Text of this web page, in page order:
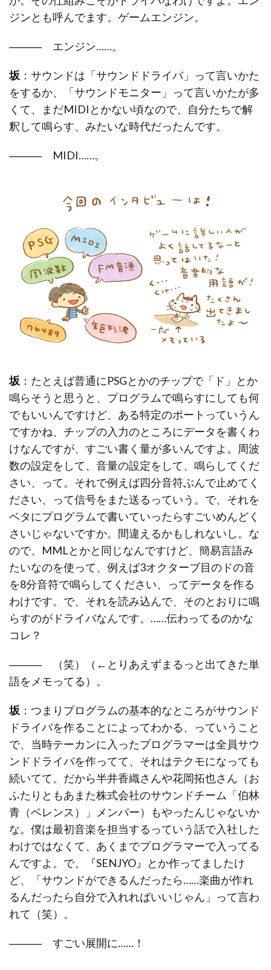
ジンとも呼んでます。ゲームエンジン。
―――エンジン……。
坂 ：サウンドは「サウンドドライバ」って言いかた
をするか、「サウンドモニター」って言いかたが多
くて、まだMIDIとかない頃なので、自分たちで解
釈して鳴らす、みたいな時代だったんです。
―――MIDI……。
坂 ：たとえば普通にPSGとかのチップで「ド」とか
鳴らそうと思うと、プログラムで鳴らすにしても何
でもいいんですけど、ある特定のポートっていうん
ですかね、チップの入力のところにデータを書くわ
けなんですが、すごい書く量が多いんですよ。周波
数の設定をして、音量の設定をして、鳴らしてくだ
さい、って。それで例えば四分音符ぶんで止めてく
ださい、って信号をまた送るっていう。で、それを
ベタにプログラムで書いていったらすごいめんどく
さいじゃないですか。間違えるかもしれないし。な
ので、MMLとかと同じなんですけど、簡易言語み
たいなのを使って、例えば3オクターブ目のドの音
を8分音符で鳴らしてください、ってデータを作る
わけです。で、それを読み込んで、そのとおりに鳴
らすのがドライバなんです。……伝わってるのかな
コレ？
―――（笑）（←とりあえずまるっと出てきた単
語をメモってる）。
坂 ：つまりプログラムの基本的なところがサウンド
ドライバを作ることによってわかる、っていうこと
で、当時テーカンに入ったプログラマーは全員サウ
ンドドライバを作ってて、それはテクモになっても
続いてて。だから半井香織さんや花岡拓也さん（お
ふたりともあまた株式会社のサウンドチーム「伯林
青（ベレンス）」メンバー）もやったんじゃないか
な。僕は最初音楽を担当するっていう話で入社した
わけではなくて、あくまでプログラマーで入ってる
んですよ。で、『SENJYO』とか作ってましたけ
ど、「サウンドができるんだったら……楽曲が作れ
るんだったら自分で入れればいいじゃん」って言わ
れて（笑）。
―――すごい展開に……！